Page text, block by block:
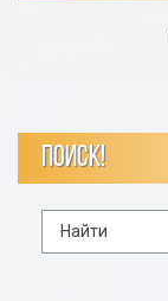
ПОИСК!